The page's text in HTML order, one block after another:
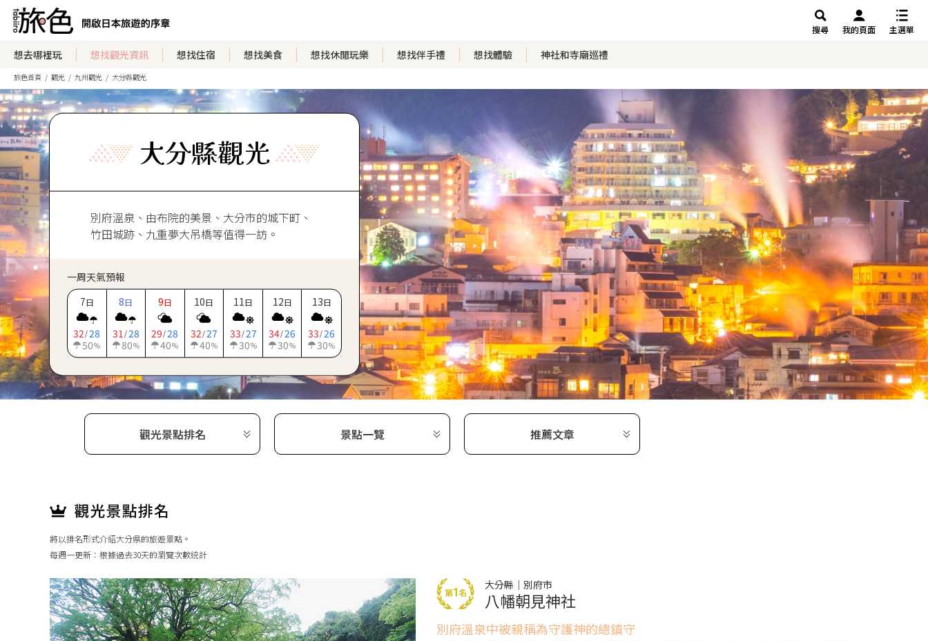
搜尋 我的頁面 主選單
想去哪裡玩 想找觀光資訊 想找住宿 想找美食 想找休閒玩樂 想找伴手禮 想找體驗 神社和寺廟巡禮
旅色首頁 觀光 九州觀光 大分縣觀光
大分縣觀光
別府溫泉、由布院的美景、大分市的城下町、
竹田城跡、九重夢大吊橋等值得一訪。
一周天氣預報
7日
32 /28
50%
8日
31 /28
80%
9日
29 /28
40%
10日
32 /27
40%
11日
33 /27
30%
12日
34/26
30%
13日
33 /26
30%
觀光景點排名 景點一覽 推薦文章
將以排名形式介紹大分県的旅遊景點。
每週一更新：根據過去30天的瀏覽次數統計
大分縣｜別府市
八幡朝見神社
別府溫泉中被親稱為守護神的總鎮守